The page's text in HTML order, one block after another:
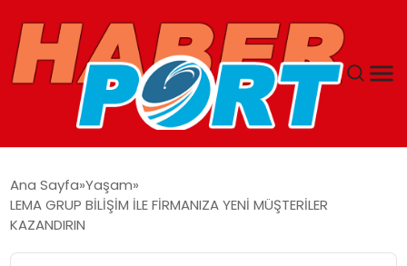
GUNCEL
Ana Sayfa Yaşam
LEMA GRUP BİLİŞİM İLE FİRMANIZA YENİ MÜŞTERİLER
KAZANDIRIN